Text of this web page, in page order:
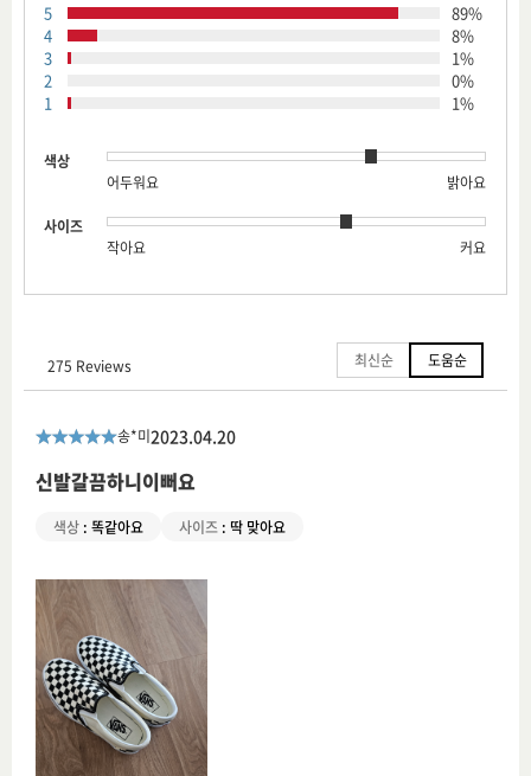
5
89%
4
8%
3
1%
2
0%
1
1%
색상
어두워요
밝아요
사이즈
작아요
커요
275 Reviews 최신순 도움순
송*미2023.04.20
신발갈끔하니이뻐요
색상 : 똑같아요 사이즈 : 딱 맞아요